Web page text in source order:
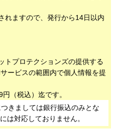
れますので、発行から14日以内
トプロテクションズの提供する
ービスの範囲内で個人情報を提
（税込）迄です。
きましては銀行振込のみとな
は対応しておりません。